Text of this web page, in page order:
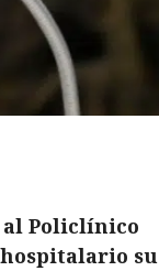
al Policlínico
su